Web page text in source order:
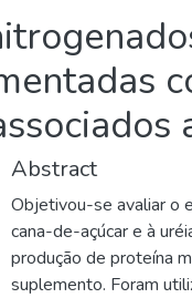
Abstract
Objetivou-se avaliar o
cana-de-açúcar e à
produção de proteína
suplemento. Foram